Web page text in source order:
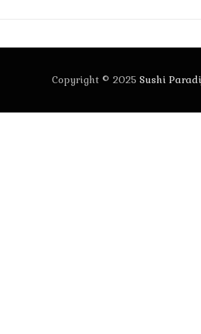
Copyright © 2025 Sushi